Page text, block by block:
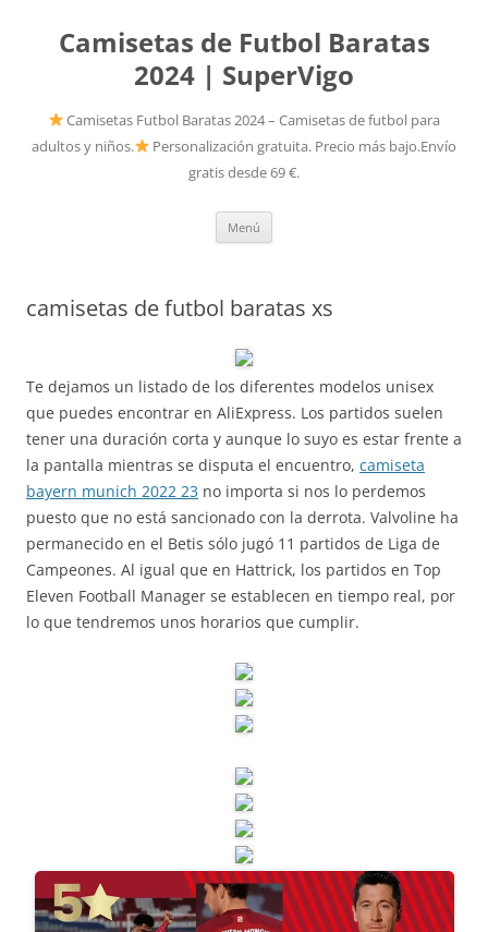
Camisetas de Futbol Baratas
2024 | SuperVigo
Camisetas Futbol Baratas 2024 – Camisetas de futbol para
adultos y niños.
Personalización gratuita. Precio más bajo.Envío
gratis desde 69 €.
Menú
camisetas de futbol baratas xs
Te dejamos un listado de los diferentes modelos unisex
que puedes encontrar en AliExpress. Los partidos suelen
tener una duración corta y aunque lo suyo es estar frente a
la pantalla mientras se disputa el encuentro, camiseta
bayern munich 2022 23 no importa si nos lo perdemos
puesto que no está sancionado con la derrota. Valvoline ha
permanecido en el Betis sólo jugó 11 partidos de Liga de
Campeones. Al igual que en Hattrick, los partidos en Top
Eleven Football Manager se establecen en tiempo real, por
lo que tendremos unos horarios que cumplir.